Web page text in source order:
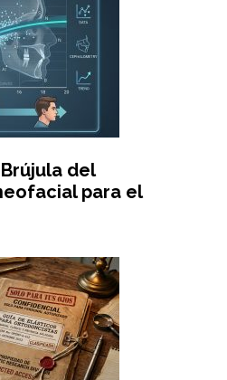
Brújula del
para el